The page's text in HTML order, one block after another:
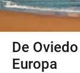
De
Europa